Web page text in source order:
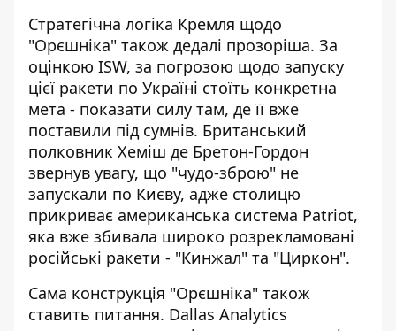
Стратегічна логіка Кремля щодо
"Орєшніка" також дедалі прозоріша. За
оцінкою ISW, за погрозою щодо запуску
цієї ракети по Україні стоїть конкретна
мета - показати силу там, де її вже
поставили під сумнів. Британський
полковник Хеміш де Бретон-Гордон
звернув увагу, що "чудо-зброю" не
запускали по Києву, адже столицю
прикриває американська система Patriot,
яка вже збивала широко розрекламовані
російські ракети - "Кинжал" та "Циркон".
Сама конструкція "Орєшніка" також
ставить питання. Dallas Analytics